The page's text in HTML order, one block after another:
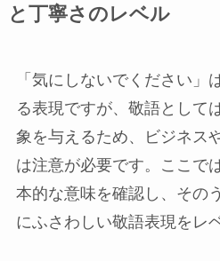
と丁寧さのレベル
「気にしないでください」
る表現ですが、敬語として
象を与えるため、ビジネス
は注意が必要です。ここで
本的な意味を確認し、その
にふさわしい敬語表現をレ